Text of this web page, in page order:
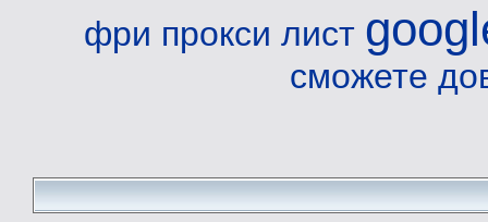
фри прокси лист
сможете